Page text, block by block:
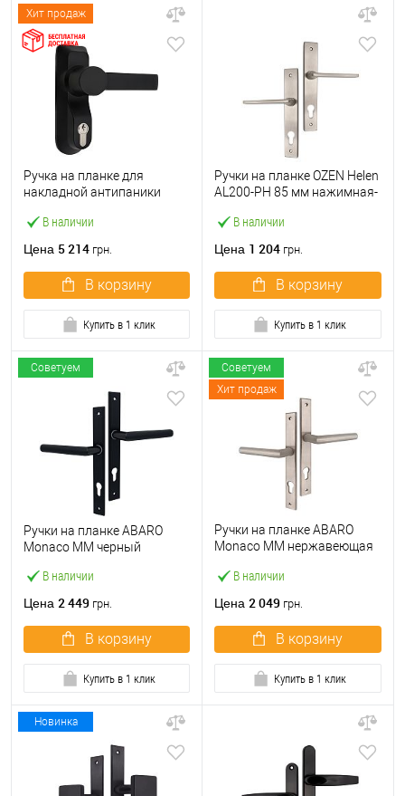
Хит продаж
В наличии
Ручка на планке для
накладной антипаники
C2000 черная
Цена 5 214 грн.
В корзину
Купить в 1 клик
В наличии
Ручки на планке OZEN Helen
AL200-PH 85 мм нажимная-
Цена 1 204 грн.
В корзину
Купить в 1 клик
Советуем
В наличии
Ручки на планке ABARO
Monaco MM черный
Цена 2 449 грн.
В корзину
Купить в 1 клик
Советуем
Хит продаж
В наличии
Ручки на планке ABARO
Monaco MM нержавеющая
Цена 2 049 грн.
В корзину
Купить в 1 клик
Новинка